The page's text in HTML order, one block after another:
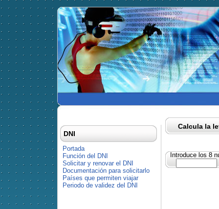
Calcula la
Introduce los 8
DNI
Portada
Función del DNI
Solicitar y renovar el DNI
Documentación para solicitarlo
Países que permiten viajar
Periodo de validez del DNI